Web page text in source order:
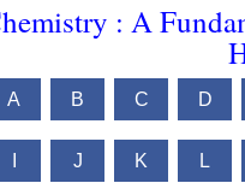
: A
A B C D
J K L